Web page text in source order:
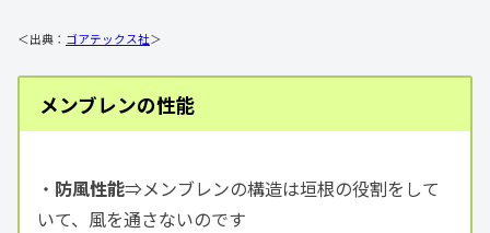
＜出典： ゴアテックス社＞
メンブレンの性能
・ 防風性能⇒メンブレンの構造は垣根の役割をして
いて、風を通さないのです